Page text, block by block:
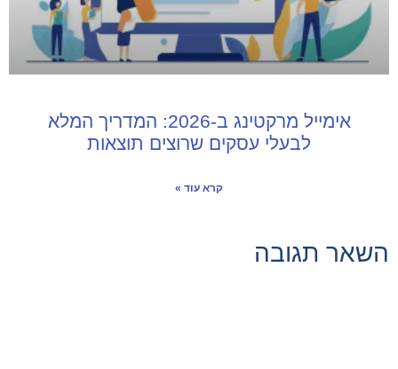
אימייל מרקטינג ב-2026: המדריך המלא
לבעלי עסקים שרוצים תוצאות
קרא עוד »
השאר תגובה